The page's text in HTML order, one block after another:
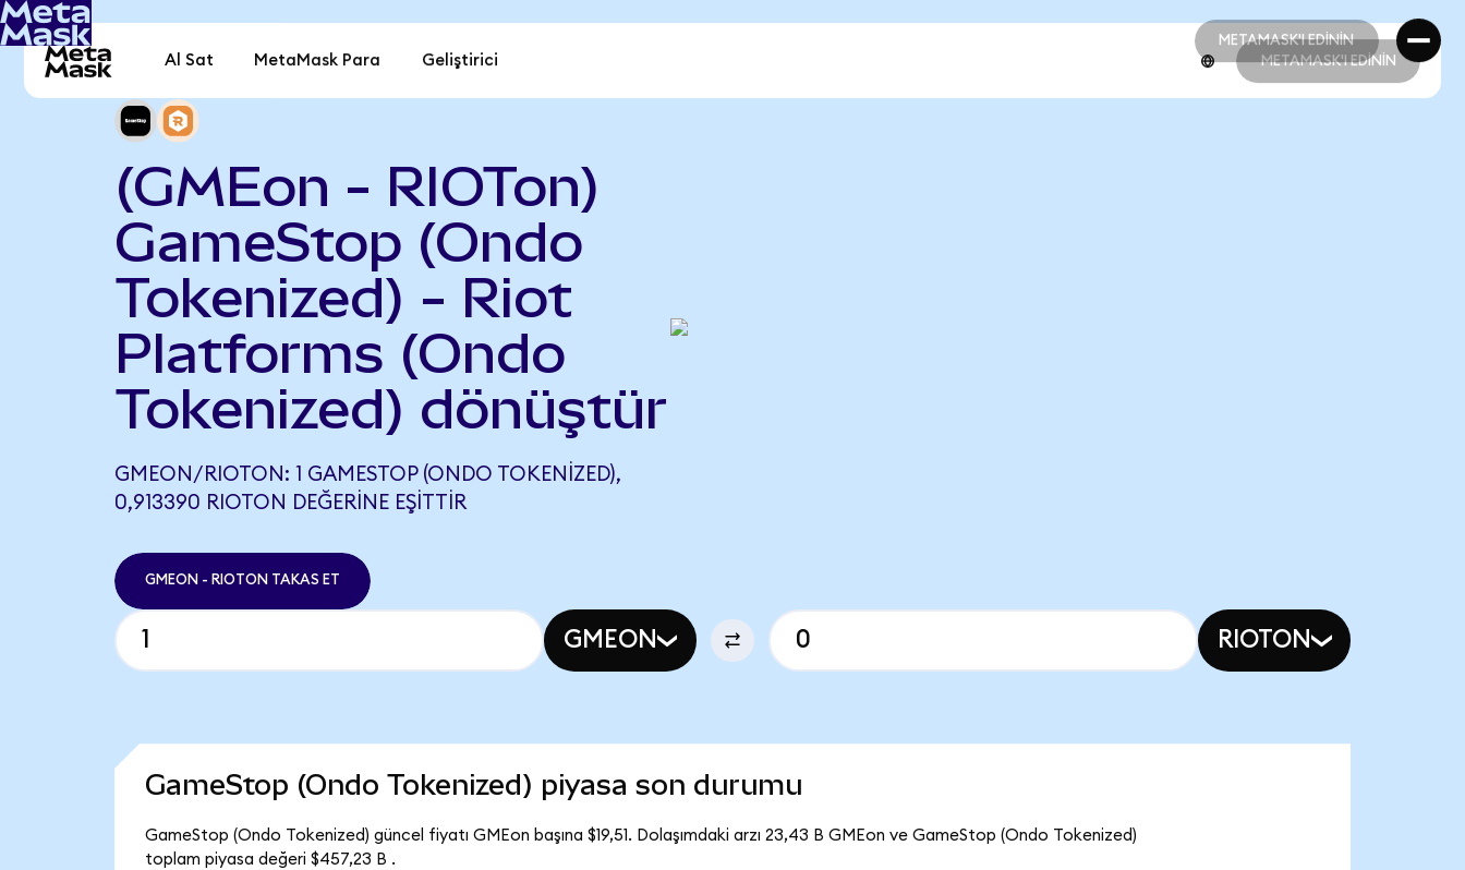
METAMASK'I EDİNİN
METAMASK'I EDİNİN
Al Sat MetaMask Para Geliştirici METAMASK'I EDİNİN
(GMEon - RIOTon)
GameStop (Ondo
Tokenized) - Riot
Platforms (Ondo
Tokenized) dönüştür
GMEON/RIOTON: 1 GAMESTOP (ONDO TOKENIZED),
0,913390 RIOTON DEĞERINE EŞITTIR
GMEON - RIOTON TAKAS ET
GMEON RIOTON
GameStop (Ondo Tokenized) piyasa son durumu
GameStop (Ondo Tokenized) güncel fiyatı GMEon başına $19,51. Dolaşımdaki arzı 23,43 B GMEon ve GameStop (Ondo Tokenized)
toplam piyasa değeri $457,23 B .